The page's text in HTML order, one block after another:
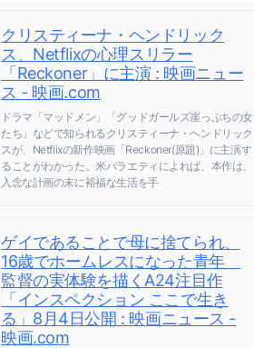
クリスティーナ・ヘンドリック
ス、Netflixの心理スリラー
「Reckoner」に主演 : 映画ニュー
ス - 映画.com
ドラマ「マッドメン」「グッドガールズ崖っぷちの女
たち」などで知られるクリスティーナ・ヘンドリック
スが、Netflixの新作映画「Reckoner(原題)」に主演す
ることがわかった。米バラエティによれば、本作は、
入念な計画の末に裕福な生活を手
ゲイであることで母に捨てられ、
16歳でホームレスになった青年
監督の実体験を描くA24注目作
「インスペクション ここで生き
る」8月4日公開 : 映画ニュース -
映画.com